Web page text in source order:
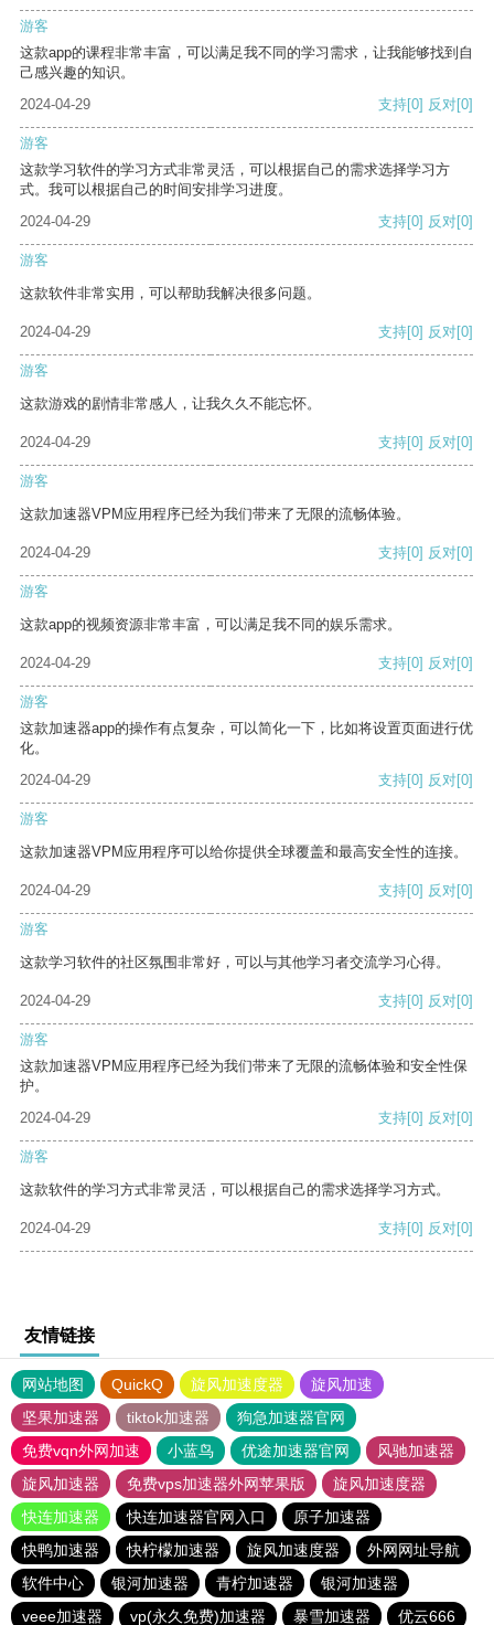
游客
这款app的课程非常丰富，可以满足我不同的学习需求，让我能够找到自
己感兴趣的知识。
2024-04-29
支持[0] 反对[0]
游客
这款学习软件的学习方式非常灵活，可以根据自己的需求选择学习方
式。我可以根据自己的时间安排学习进度。
2024-04-29
支持[0] 反对[0]
游客
这款软件非常实用，可以帮助我解决很多问题。
2024-04-29 支持[0] 反对[0]
游客
这款游戏的剧情非常感人，让我久久不能忘怀。
2024-04-29 支持[0] 反对[0]
游客
这款加速器VPM应用程序已经为我们带来了无限的流畅体验。
2024-04-29 支持[0] 反对[0]
游客
这款app的视频资源非常丰富，可以满足我不同的娱乐需求。
2024-04-29 支持[0] 反对[0]
游客
这款加速器app的操作有点复杂，可以简化一下，比如将设置页面进行优
化。
2024-04-29
支持[0] 反对[0]
游客
这款加速器VPM应用程序可以给你提供全球覆盖和最高安全性的连接。
2024-04-29 支持[0] 反对[0]
游客
这款学习软件的社区氛围非常好，可以与其他学习者交流学习心得。
2024-04-29 支持[0] 反对[0]
游客
这款加速器VPM应用程序已经为我们带来了无限的流畅体验和安全性保
护。
2024-04-29
支持[0] 反对[0]
游客
这款软件的学习方式非常灵活，可以根据自己的需求选择学习方式。
2024-04-29 支持[0] 反对[0]
友情链接
网站地图 QuickQ 旋风加速度器
旋风加速
坚果加速器
tiktok加速器
狗急加速器官网
免费vqn外网加速
小蓝鸟 优途加速器官网
风驰加速器
旋风加速器
免费vps加速器外网苹果版
旋风加速度器
快连加速器
快连加速器官网入口
原子加速器
快鸭加速器
快柠檬加速器 旋风加速度器
外网网址导航
软件中心
银河加速器 青柠加速器
银河加速器
veee加速器
vp(永久免费)加速器 暴雪加速器 优云666